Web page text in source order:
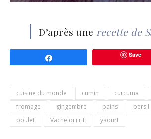
D’après une recette de
Save
cuisine du monde cumin curcuma
fromage
gingembre pains persil
poulet
Vache qui rit yaourt